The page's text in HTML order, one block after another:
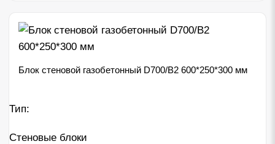
Блок стеновой газобетонный D700/B2 600*250*300 мм
Тип:
Стеновые блоки